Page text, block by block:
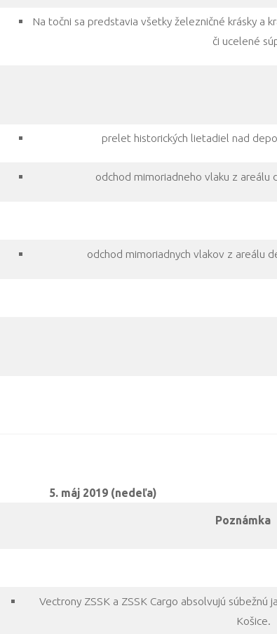
Na točni sa predstavia všetky železničné krásky a
či ucelené
prelet historických lietadiel nad
odchod mimoriadneho vlaku z areálu
odchod mimoriadnych vlakov z areálu
5. máj 2019 (nedeľa)
Poznámka
Vectrony ZSSK a ZSSK Cargo absolvujú
Košice.